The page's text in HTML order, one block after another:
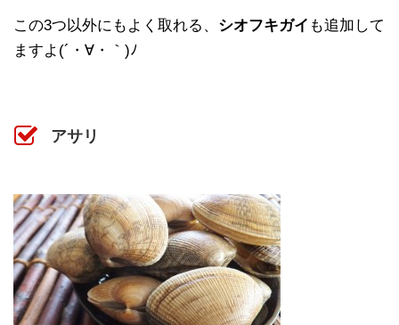
この3つ以外にもよく取れる、 シオフキガイ も追加して
ますよ(´・∀・｀)ﾉ
アサリ